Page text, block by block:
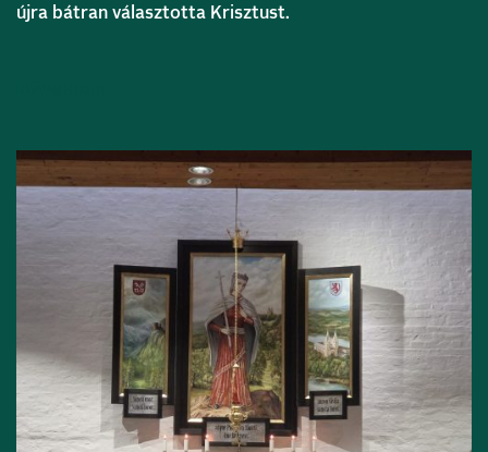
újra bátran választotta Krisztust.